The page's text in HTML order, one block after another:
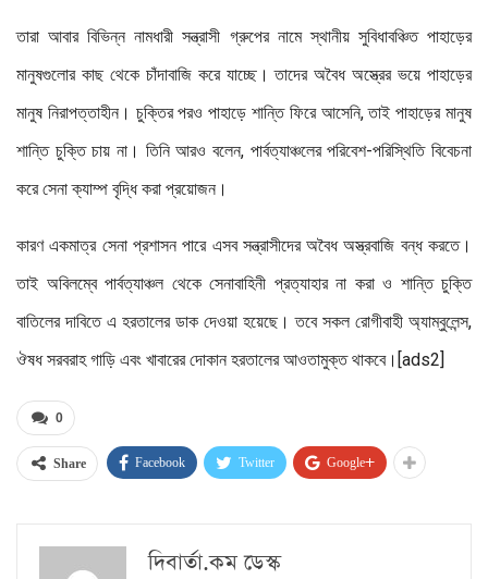
তারা আবার বিভিন্ন নামধারী সন্ত্রাসী গ্রুপের নামে স্থানীয় সুবিধাবঞ্চিত পাহাড়ের
মানুষগুলোর কাছ থেকে চাঁদাবাজি করে যাচ্ছে। তাদের অবৈধ অস্ত্রের ভয়ে পাহাড়ের
মানুষ নিরাপত্তাহীন। চুক্তির পরও পাহাড়ে শান্তি ফিরে আসেনি, তাই পাহাড়ের মানুষ
শান্তি চুক্তি চায় না। তিনি আরও বলেন, পার্বত্যাঞ্চলের পরিবেশ-পরিস্থিতি বিবেচনা
করে সেনা ক্যাম্প বৃদ্ধি করা প্রয়োজন।
কারণ একমাত্র সেনা প্রশাসন পারে এসব সন্ত্রাসীদের অবৈধ অস্ত্রবাজি বন্ধ করতে।
তাই অবিলম্বে পার্বত্যাঞ্চল থেকে সেনাবাহিনী প্রত্যাহার না করা ও শান্তি চুক্তি
বাতিলের দাবিতে এ হরতালের ডাক দেওয়া হয়েছে। তবে সকল রোগীবাহী অ্যাম্বুলেন্স,
ঔষধ সরবরাহ গাড়ি এবং খাবারের দোকান হরতালের আওতামুক্ত থাকবে।[ads2]
0
Share Facebook Twitter Google+
দিবার্তা.কম ডেস্ক